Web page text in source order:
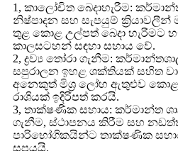
1, කාලෝචිත බෙදාහැරීම:
නිෂ්පාදන සහ සැපයුම්
තුළ කොළ උල්පත් බෙදා හැරීමට
කාලසටහන් සඳහා සහාය වේ.
2, ද්‍රව්‍ය තෝරා ගැනීම:
සපුරාලන ඉහළ ශක්තියක් සහිත
අනෙකුත් මිශ්‍ර ලෝහ ඇතුළුව කොළ
රාශියක් ඉදිරිපත් කරයි.
3, තාක්ෂණික සහාය: කර්මාන්ත
ගැනීම, ස්ථාපනය කිරීම සහ
පාරිභෝගිකයින්ට තාක්ෂණික
සපයයි.